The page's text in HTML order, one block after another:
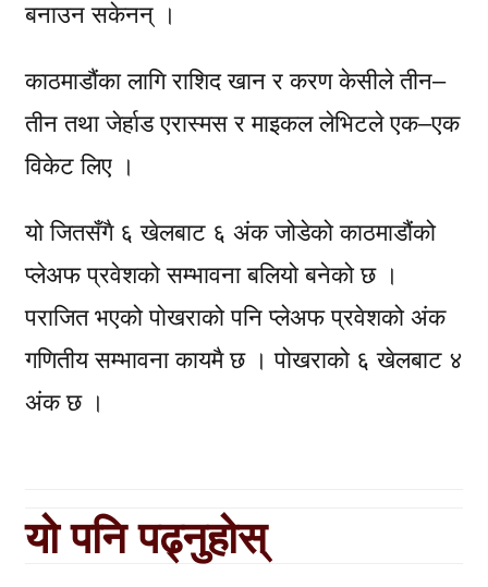
बनाउन सकेनन् ।
काठमाडौंका लागि राशिद खान र करण केसीले तीन–
तीन तथा जेर्हाड एरास्मस र माइकल लेभिटले एक–एक
विकेट लिए ।
यो जितसँगै ६ खेलबाट ६ अंक जोडेको काठमाडौंको
प्लेअफ प्रवेशको सम्भावना बलियो बनेको छ ।
पराजित भएको पोखराको पनि प्लेअफ प्रवेशको अंक
गणितीय सम्भावना कायमै छ । पोखराको ६ खेलबाट ४
अंक छ ।
यो पनि पढ्नुहोस्